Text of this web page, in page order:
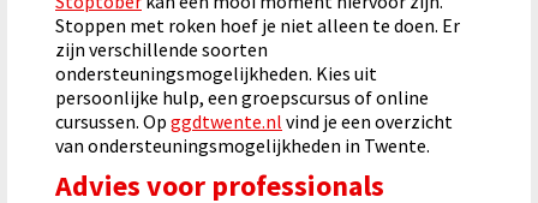
Stoppen met roken hoef je niet alleen te doen. Er
zijn verschillende soorten
ondersteuningsmogelijkheden. Kies uit
persoonlijke hulp, een groepscursus of online
cursussen. Op ggdtwente.nl vind je een overzicht
van ondersteuningsmogelijkheden in Twente.
Advies voor professionals